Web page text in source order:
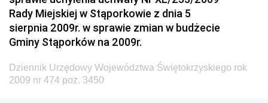
Dziennik Urzędowy Ministra Finansów, Funduszy i
Polityki Regionalnej
Dziennik Urzędowy Ministra Rozwoju, Pracy i
Technologii
Dziennik Urzędowy Ministra Kultury, Dziedzictwa
Rady Miejskiej w Stąporkowie z dnia 5
sierpnia 2009r. w sprawie zmian w budżecie
Gminy Stąporków na 2009r.
Dziennik Urzędowy Województwa Świętokrzyskiego rok
2009 nr 474 poz. 3450